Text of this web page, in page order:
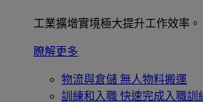
工業擴增實境極大提升工作效率。
瞭解更多
物流與倉儲 無人物料搬運
訓練和入職 快速完成入職訓